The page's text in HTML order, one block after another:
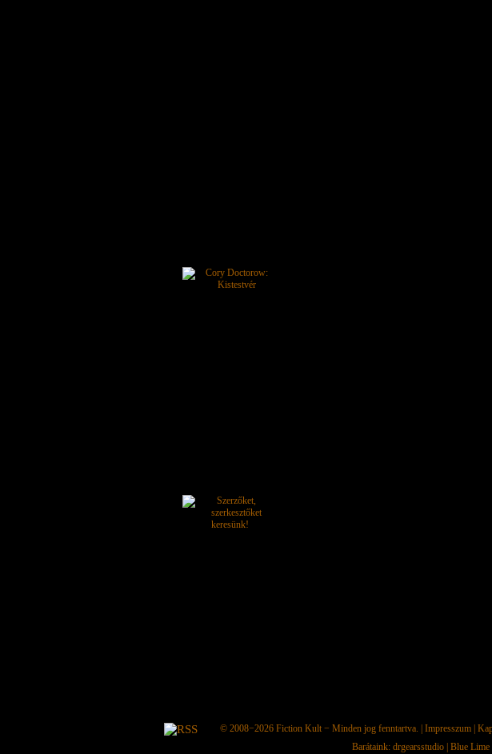
© 2008−2026 Fiction Kult− Minden jog fenntartva. | Impresszum|
Barátaink: drgearsstudio| Blue Lime